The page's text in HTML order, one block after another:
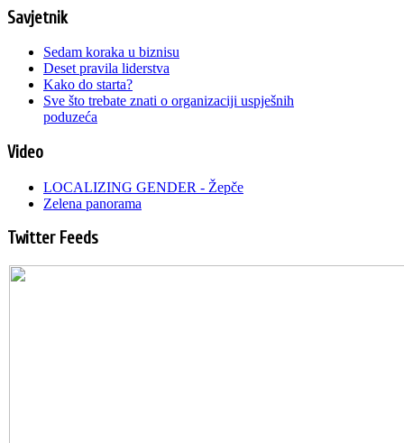
Savjetnik
Sedam koraka u biznisu
Deset pravila liderstva
Kako do starta?
Sve što trebate znati o organizaciji uspješnih
poduzeća
Video
LOCALIZING GENDER - Žepče
Zelena panorama
Twitter Feeds